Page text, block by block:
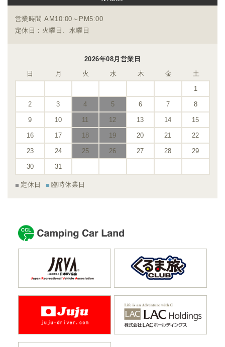
営業時間 AM10:00～PM5:00
定休日：火曜日、水曜日
2026年08月営業日
日
月 火 水 木 金
土
1
2 3 4 5 6 7 8
9 10 11 12 13 14 15
16 17 18 19 20 21 22
23 24 25 26 27 28 29
30 31
定休日 臨時休業日